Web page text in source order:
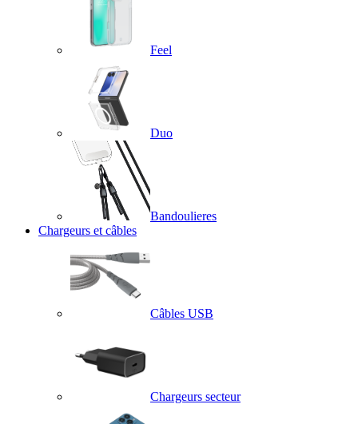
Feel
Duo
Bandoulieres
Chargeurs et câbles
Câbles USB
Chargeurs secteur